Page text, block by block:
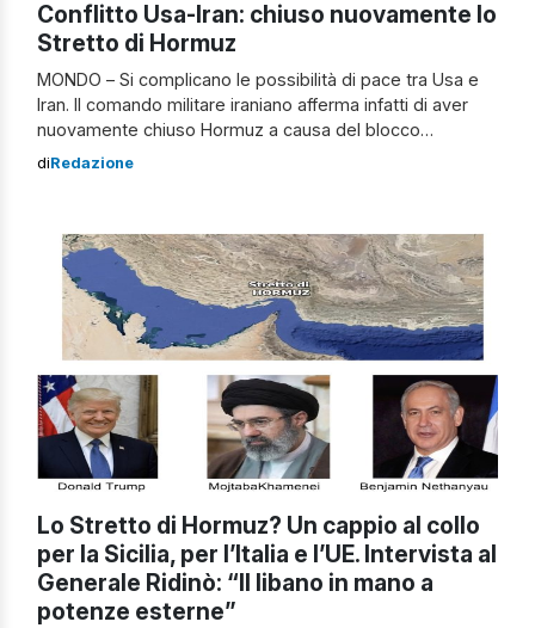
Conflitto Usa-Iran: chiuso nuovamente lo
Stretto di Hormuz
MONDO – Si complicano le possibilità di pace tra Usa e
Iran. Il comando militare iraniano afferma infatti di aver
nuovamente chiuso Hormuz a causa del blocco
statunitense. Il portavoce del comando di
precedente. “La decisione dell’Iran è dovuta alla […]
diRedazione
Lo Stretto di Hormuz? Un cappio al collo
per la Sicilia, per l’Italia e l’UE. Intervista al
Generale Ridinò: “Il libano in mano a
potenze esterne”